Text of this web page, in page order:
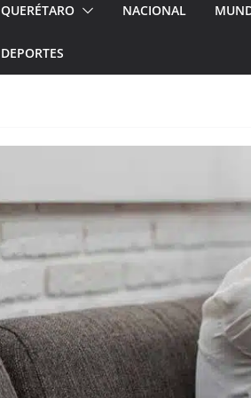
QUERÉTARO NACIONAL
DEPORTES